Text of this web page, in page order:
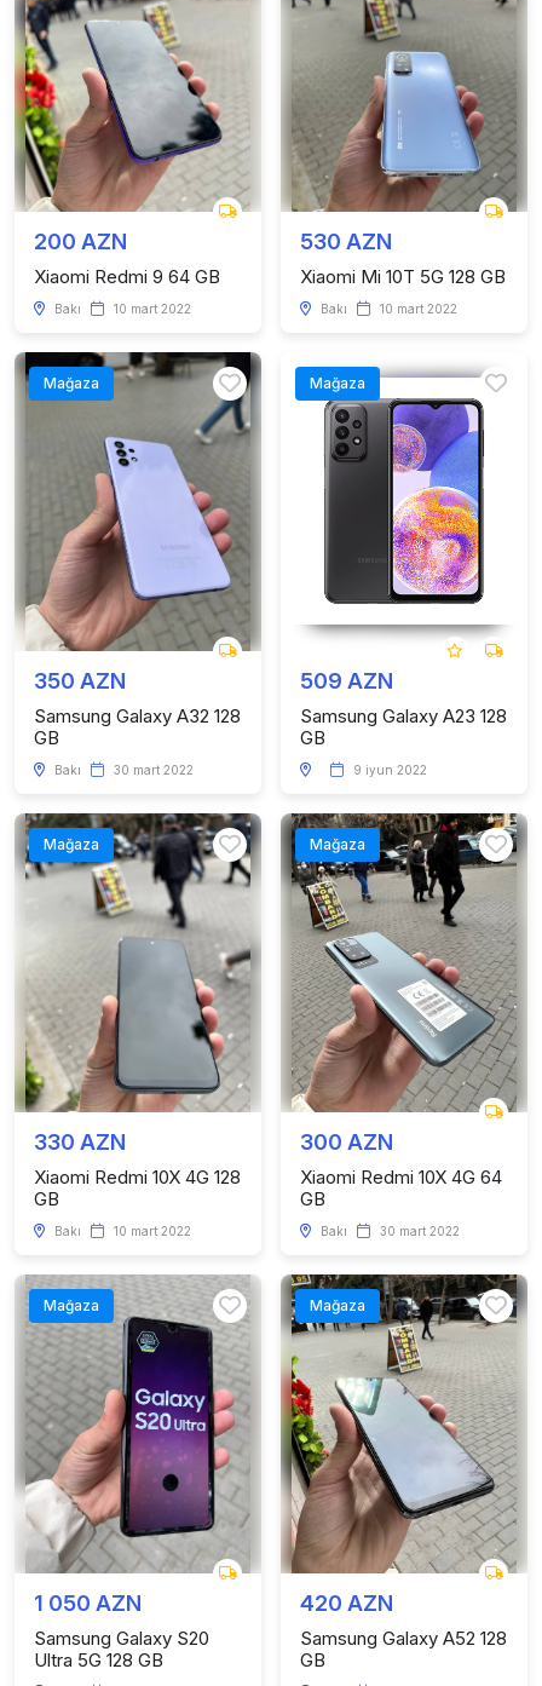
200 AZN
Xiaomi Redmi 9 64 GB
Bakı 10 mart 2022
530 AZN
Xiaomi Mi 10T 5G 128 GB
Bakı 10 mart 2022
Mağaza
350 AZN
Samsung Galaxy A32 128
GB
Bakı 30 mart 2022
Mağaza
509 AZN
Samsung Galaxy A23 128
GB
9 iyun 2022
Mağaza
330 AZN
Xiaomi Redmi 10X 4G 128
GB
Bakı 10 mart 2022
Mağaza
300 AZN
Xiaomi Redmi 10X 4G 64
GB
Bakı 30 mart 2022
Mağaza
1 050 AZN
Samsung Galaxy S20
Ultra 5G 128 GB
Mağaza
420 AZN
Samsung Galaxy A52 128
GB